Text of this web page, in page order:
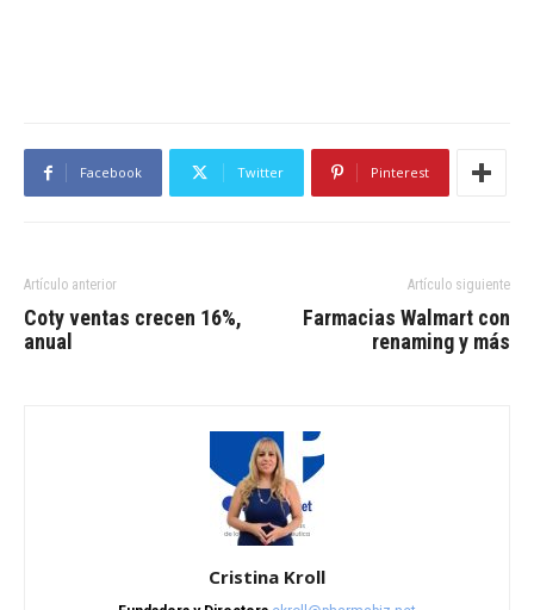
Facebook Twitter Pinterest
Artículo anterior
Coty ventas crecen 16%,
anual
Artículo siguiente
Farmacias Walmart con
renaming y más
Cristina Kroll